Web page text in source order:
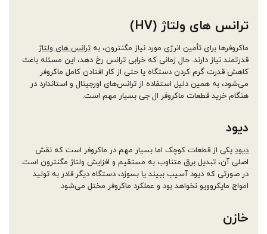
ترانس های ولتاژ (HV)
ماکروفرها برای تأمین انرژی مورد نیاز مگنترون، بهترانس های ولتاژ
قدرتمند نیاز دارند. حال زمانی که خرابی ترانس رخ دهد، این مسئله باعث
کاهش قدرت گرم کردن دستگاه یا حتی از کار افتادن کامل ماکروفر
می‌شود، به همین دلیل استفاده از ترانس‌های اورجینال و استاندارد در
هنگام خرید قطعات ماکروفر ال جی بسیار مهم است.
دیود
دیودیکی از قطعات کوچک اما بسیار مهم در ماکروفر است که نقش
اصلی آن، تبدیل برق متناوب به مستقیم و افزایش ولتاژ مگنترون است.
در صورتی که دیود آسیب ببیند یا بسوزد، دستگاه دیگر قادر به تولید
امواج مایکروویو نخواهد بود و عملکرد ماکروفر مختل می‌شود.
خازن